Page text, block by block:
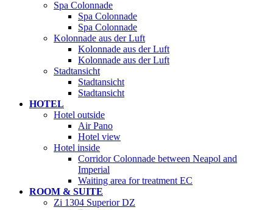
Spa Colonnade
Spa Colonnade
Spa Colonnade
Kolonnade aus der Luft
Kolonnade aus der Luft
Kolonnade aus der Luft
Stadtansicht
Stadtansicht
Stadtansicht
HOTEL
Hotel outside
Air Pano
Hotel view
Hotel inside
Corridor Colonnade between Neapol and
Imperial
Waiting area for treatment EC
ROOM & SUITE
Zi 1304 Superior DZ